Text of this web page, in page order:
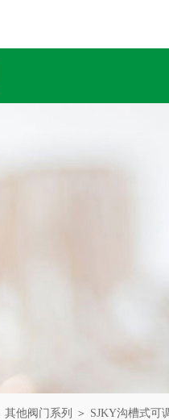
其他阀门系列 ＞ SJKY沟槽式可